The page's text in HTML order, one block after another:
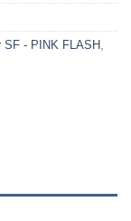
SF - PINK FLASH